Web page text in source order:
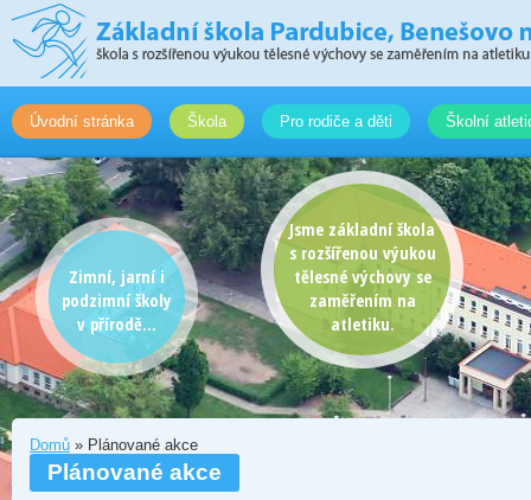
Úvodní stránka Škola Pro rodiče a děti Školní
Zimní, jarní i
podzimní školy
v přírodě...
Jsme základní škola
s rozšířenou výukou
tělesné výchovy se
zaměřením na
atletiku.
Domů » Plánované akce
Plánované akce